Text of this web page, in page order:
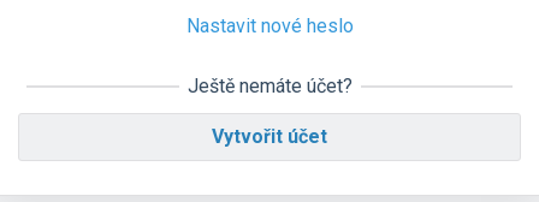
Nastavit nové heslo
Ještě nemáte účet?
Vytvořit účet